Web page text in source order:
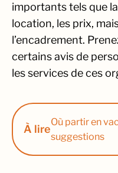
importants tels que
location, les prix,
l’encadrement.
certains avis de
les services de ces
À lire
Où partir en
suggestions